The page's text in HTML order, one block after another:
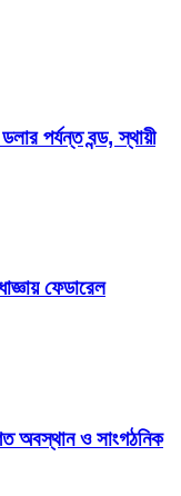
পর্যন্ত বন্ড, স্থায়ী
ফেডারেল
অবস্থান ও সাংগঠনিক